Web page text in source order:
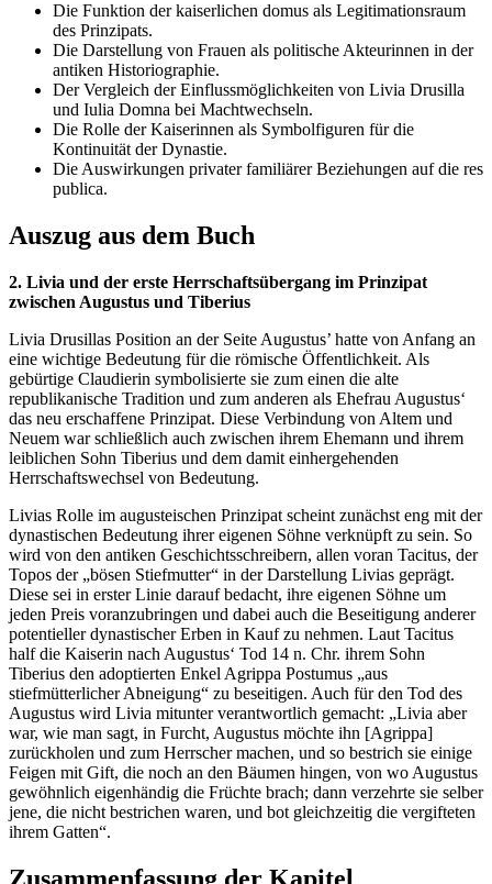
Die Funktion der kaiserlichen domus als Legitimationsraum
des Prinzipats.
Die Darstellung von Frauen als politische Akteurinnen in der
antiken Historiographie.
Der Vergleich der Einflussmöglichkeiten von Livia Drusilla
und Iulia Domna bei Machtwechseln.
Die Rolle der Kaiserinnen als Symbolfiguren für die
Kontinuität der Dynastie.
Die Auswirkungen privater familiärer Beziehungen auf die res
publica.
Auszug aus dem Buch
2. Livia und der erste Herrschaftsübergang im Prinzipat
zwischen Augustus und Tiberius
Livia Drusillas Position an der Seite Augustus’ hatte von Anfang an
eine wichtige Bedeutung für die römische Öffentlichkeit. Als
gebürtige Claudierin symbolisierte sie zum einen die alte
republikanische Tradition und zum anderen als Ehefrau Augustus‘
das neu erschaffene Prinzipat. Diese Verbindung von Altem und
Neuem war schließlich auch zwischen ihrem Ehemann und ihrem
leiblichen Sohn Tiberius und dem damit einhergehenden
Herrschaftswechsel von Bedeutung.
Livias Rolle im augusteischen Prinzipat scheint zunächst eng mit der
dynastischen Bedeutung ihrer eigenen Söhne verknüpft zu sein. So
wird von den antiken Geschichtsschreibern, allen voran Tacitus, der
Topos der „bösen Stiefmutter“ in der Darstellung Livias geprägt.
Diese sei in erster Linie darauf bedacht, ihre eigenen Söhne um
jeden Preis voranzubringen und dabei auch die Beseitigung anderer
potentieller dynastischer Erben in Kauf zu nehmen. Laut Tacitus
half die Kaiserin nach Augustus‘ Tod 14 n. Chr. ihrem Sohn
Tiberius den adoptierten Enkel Agrippa Postumus „aus
stiefmütterlicher Abneigung“ zu beseitigen. Auch für den Tod des
Augustus wird Livia mitunter verantwortlich gemacht: „Livia aber
war, wie man sagt, in Furcht, Augustus möchte ihn [Agrippa]
zurückholen und zum Herrscher machen, und so bestrich sie einige
Feigen mit Gift, die noch an den Bäumen hingen, von wo Augustus
gewöhnlich eigenhändig die Früchte brach; dann verzehrte sie selber
jene, die nicht bestrichen waren, und bot gleichzeitig die vergifteten
ihrem Gatten“.